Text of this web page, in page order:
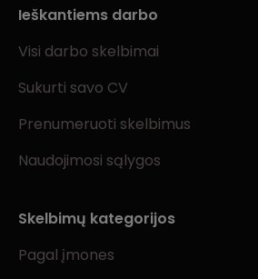
Ieškantiems darbo
Visi darbo skelbimai
Sukurti savo CV
Prenumeruoti skelbimus
Naudojimosi sąlygos
Skelbimų kategorijos
Pagal įmones